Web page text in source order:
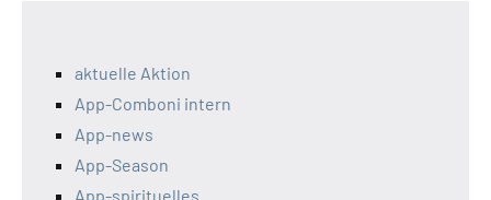
aktuelle Aktion
App-Comboni intern
App-news
App-Season
App-spirituelles